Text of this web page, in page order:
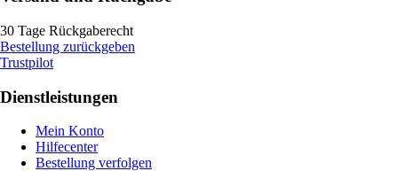
30 Tage Rückgaberecht
Bestellung zurückgeben
Trustpilot
Dienstleistungen
Mein Konto
Hilfecenter
Bestellung verfolgen